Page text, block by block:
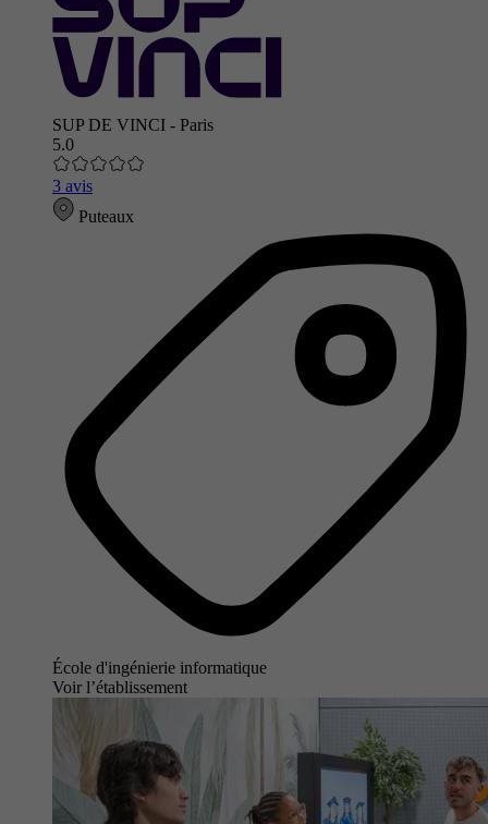
SUP DE VINCI - Paris
5.0
3 avis
Puteaux
École d'ingénierie informatique
Voir l’établissement